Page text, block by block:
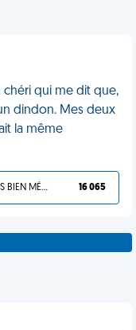
qui me dit que,
dindon. Mes deux
la même
TU L'AS BIEN MÉRITÉ 16 065